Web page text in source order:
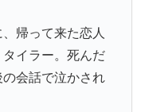
帰って来た恋人
イラー。死んだ
会話で泣かされ